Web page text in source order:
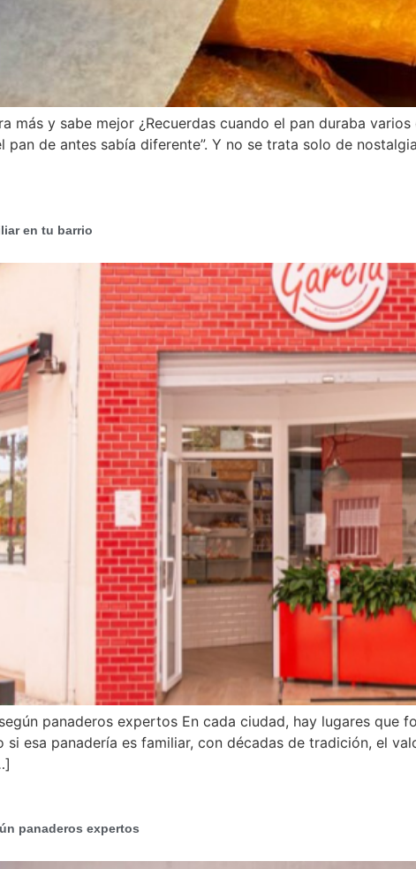
más y sabe mejor ¿Recuerdas cuando el pan duraba
pan de antes sabía diferente”. Y no se trata solo de
en tu barrio
panaderos expertos En cada ciudad, hay lugares que
si esa panadería es familiar, con décadas de tradición, el
panaderos expertos